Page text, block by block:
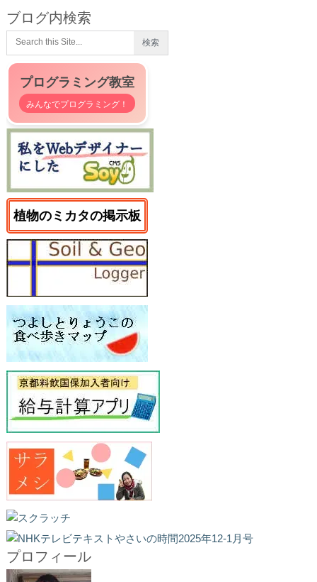
ブログ内検索
プログラミング教室
みんなでプログラミング！
植物のミカタの掲示板
プロフィール